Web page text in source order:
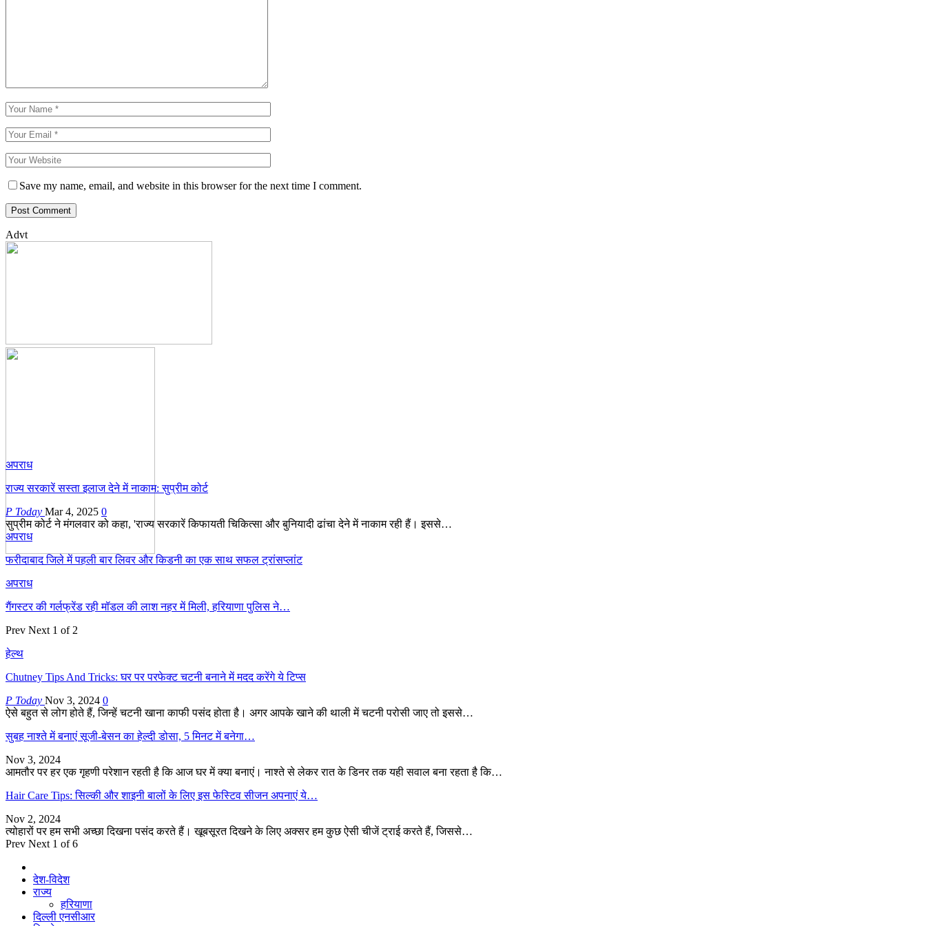
Save my name, email, and website in this browser for the next time I comment.
Advt
अपराध
राज्य सरकारें सस्ता इलाज देने में नाकाम: सुप्रीम कोर्ट
P Today Mar 4, 2025 0
सुप्रीम कोर्ट ने मंगलवार को कहा, 'राज्य सरकारें किफायती चिकित्सा और बुनियादी ढांचा देने में नाकाम रही हैं। इससे…
अपराध
फरीदाबाद जिले में पहली बार लिवर और किडनी का एक साथ सफल ट्रांसप्लांट
अपराध
गैंगस्टर की गर्लफ्रेंड रही मॉडल की लाश नहर में मिली, हरियाणा पुलिस ने…
Prev Next 1 of 2
हेल्थ
Chutney Tips And Tricks: घर पर परफेक्ट चटनी बनाने में मदद करेंगे ये टिप्स
P Today Nov 3, 2024 0
ऐसे बहुत से लोग होते हैं, जिन्हें चटनी खाना काफी पसंद होता है। अगर आपके खाने की थाली में चटनी परोसी जाए तो इससे…
सुबह नाश्ते में बनाएं सूजी-बेसन का हेल्दी डोसा, 5 मिनट में बनेगा…
Nov 3, 2024
आमतौर पर हर एक गृहणी परेशान रहती है कि आज घर में क्या बनाएं। नाश्ते से लेकर रात के डिनर तक यही सवाल बना रहता है कि…
Hair Care Tips: सिल्की और शाइनी बालों के लिए इस फेस्टिव सीजन अपनाएं ये…
Nov 2, 2024
त्योहारों पर हम सभी अच्छा दिखना पसंद करते हैं। खूबसूरत दिखने के लिए अक्सर हम कुछ ऐसी चीजें ट्राई करते हैं, जिससे…
Prev Next 1 of 6
देश-विदेश
राज्य
हरियाणा
दिल्ली एनसीआर